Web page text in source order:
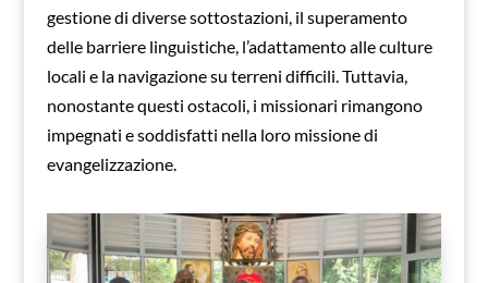
gestione di diverse sottostazioni, il superamento
delle barriere linguistiche, l’adattamento alle culture
locali e la navigazione su terreni difficili. Tuttavia,
nonostante questi ostacoli, i missionari rimangono
impegnati e soddisfatti nella loro missione di
evangelizzazione.